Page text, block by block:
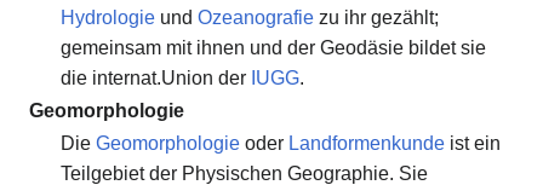
Hydrologieund Ozeanografiezu ihr gezählt;
gemeinsam mit ihnen und der Geodäsie bildet sie
die internat.Union der IUGG.
Geomorphologie
Die Geomorphologieoder Landformenkundeist ein
Teilgebiet der Physischen Geographie. Sie